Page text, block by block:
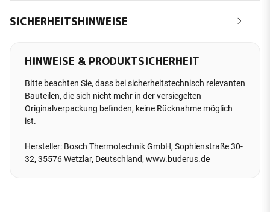
SICHERHEITSHINWEISE
HINWEISE & PRODUKTSICHERHEIT
Bitte beachten Sie, dass bei sicherheitstechnisch relevanten
Bauteilen, die sich nicht mehr in der versiegelten
Originalverpackung befinden, keine Rücknahme möglich
ist.
Hersteller: Bosch Thermotechnik GmbH, Sophienstraße 30-
32, 35576 Wetzlar, Deutschland, www.buderus.de